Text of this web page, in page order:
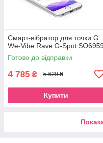
Смарт-вібратор для точки G
We-Vibe Rave G-Spot SO6959
Готово до відправки
4 785 ₴ 5 629 ₴
Купити